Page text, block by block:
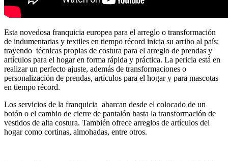
Esta novedosa franquicia europea para el arreglo o transformación
de indumentarias y textiles en tiempo récord inicia su arribo al país;
trayendo técnicas propias de costura para el arreglo de prendas y
artículos para el hogar en forma rápida y práctica. La pericia está en
realizar un perfecto ajuste, además de transformaciones o
personalización de prendas, artículos para el hogar y para mascotas
en tiempo récord.
Los servicios de la franquicia abarcan desde el colocado de un
botón o el cambio de cierre de pantalón hasta la transformación de
vestidos de alta costura. También ofrece arreglos de artículos del
hogar como cortinas, almohadas, entre otros.